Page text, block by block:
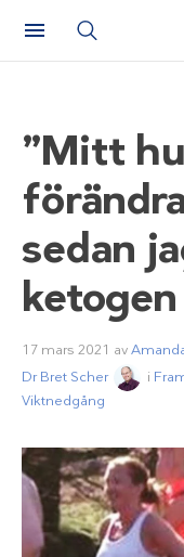
”Mitt
sedan
17 mars 2021 av
Dr Bret Scher
i
Viktnedgång